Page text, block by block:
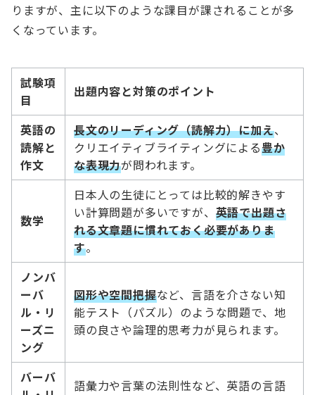
りますが、主に以下のような課目が課されることが多
くなっています。
試験項
目
出題内容と対策のポイント
英語の
読解と
作文
長文のリーディング（読解力）に加え、
クリエイティブライティングによる豊か
な表現力が問われます。
数学
日本人の生徒にとっては比較的解きやす
い計算問題が多いですが、 英語で出題さ
れる文章題に慣れておく必要がありま
す。
ノンバ
ーバ
ル・リ
ーズニ
ング
図形や空間把握など、言語を介さない知
能テスト（パズル）のような問題で、地
頭の良さや論理的思考力が見られます。
バーバ
語彙力や言葉の法則性など、英語の言語